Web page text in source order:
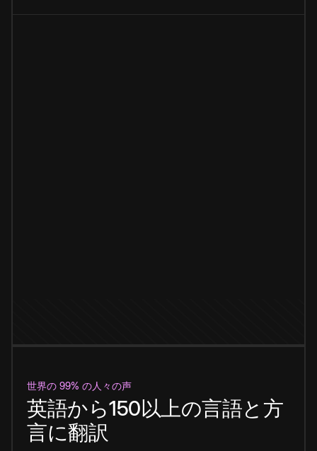
世界の 99% の人々の声
英語から150以上の言語と方
言に翻訳